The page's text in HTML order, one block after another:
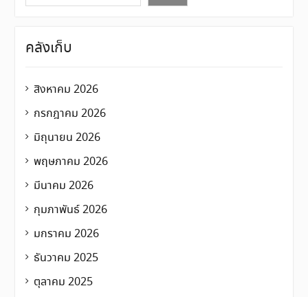
คลังเก็บ
สิงหาคม 2026
กรกฎาคม 2026
มิถุนายน 2026
พฤษภาคม 2026
มีนาคม 2026
กุมภาพันธ์ 2026
มกราคม 2026
ธันวาคม 2025
ตุลาคม 2025